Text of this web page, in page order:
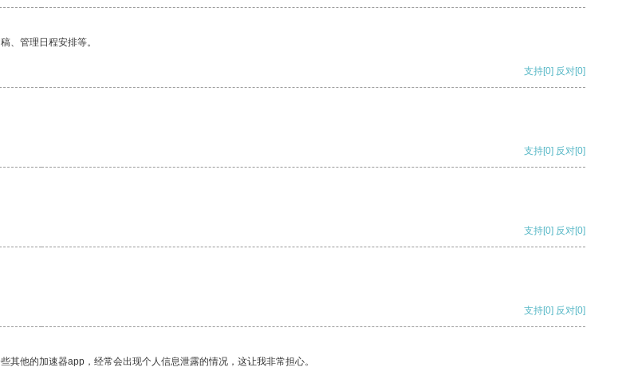
、管理日程安排等。
支持[0] 反对[0]
支持[0] 反对[0]
支持[0] 反对[0]
支持[0] 反对[0]
他的加速器app，经常会出现个人信息泄露的情况，这让我非常担心。